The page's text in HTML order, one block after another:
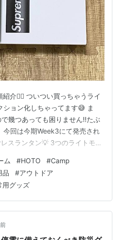
介💁‍♂️ ついつい買っちゃうライ
ション化しちゃってます😅 ま
幾つあっても困りません‼️たぶ
今回は今期Week3にて発売され
スランタン💡 3つのライトモ
火の揺らぎのような光だそう🕯️
おまけ機能かと思いきやサイ
👍 www.youtube.com さて、
乗せされたのかな🤭 公式の販
に対…
ム #HOTO #Camp
品 #アウトドア
用グッズ